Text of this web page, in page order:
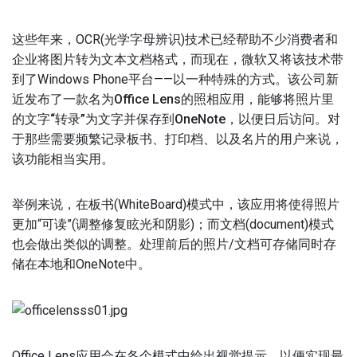
这些年来，OCR(光学字母辨识)技术已经帮助不少消费者和
企业将图片转为文本文档格式，而现在，微软又将该技术带
到了Windows Phone平台——以一种特殊的方式。 该公司新
近发布了一款名为Office Lens的照相应用，能够将照片里
的文字“转录”为文字并保存到OneNote，以便日后访问。 对
于那些需要频繁记录板书、打印档、以及名片的用户来说，
该功能相当实用。
举例来说，在板书(WhiteBoard)模式中，该应用将使得照片
更加“可读”(调整修复眩光和阴影)；而文档(document)模式
也会做出类似的调整。处理前后的照片/文档可存储同时存
储在本地和OneNote中。